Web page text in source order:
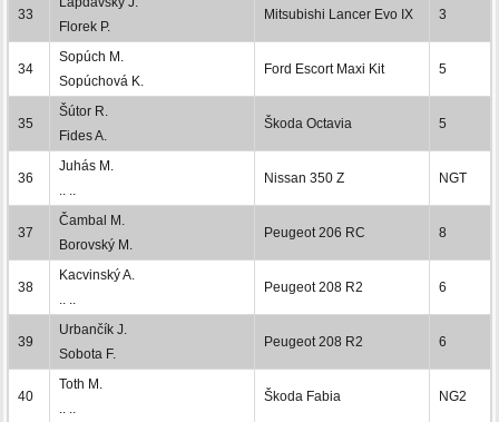
33
Florek P.
Mitsubishi Lancer Evo IX 3
34
Sopúch M.
Sopúchová K.
Ford Escort Maxi Kit 5
35
Šútor R.
Fides A.
Škoda Octavia 5
36
Juhás M.
.. ..
Nissan 350 Z NGT
37
Čambal M.
Borovský M.
Peugeot 206 RC 8
38
Kacvinský A.
.. ..
Peugeot 208 R2 6
39
Urbančík J.
Sobota F.
Peugeot 208 R2 6
40
Toth M.
.. ..
Škoda Fabia NG2